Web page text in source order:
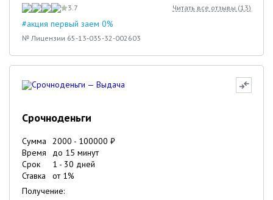
3.7 Читать все отзывы (13)
#акция первый заем 0%
№ Лицензии 65-13-035-32-002603
Срочноденьги
Сумма 2000 - 100000 ₽
Время
до 15 минут
Срок
1 - 30 дней
Ставка
от 1%
Получение: